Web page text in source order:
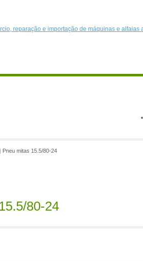
| Pneu mitas 15.5/80-24
80-24